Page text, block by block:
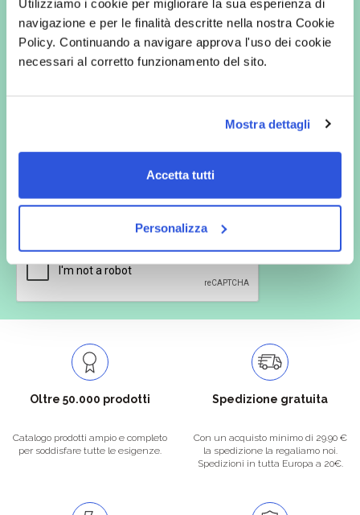
Utilizziamo i cookie per migliorare la sua esperienza di
navigazione e per le finalità descritte nella nostra Cookie
Policy. Continuando a navigare approva l'uso dei cookie
necessari al corretto funzionamento del sito.
Mostra dettagli
Accetta tutti
Personalizza
Vuoi ricevere le offerte prima
degli altri?
Iscriviti alla newsletter
redatta ai sensi del Regolamento EU 2016/679, acconsento
espressamente al trattamento dei miei dati personali per finalità
commerciali da parte di Verafarma, tra cui invio di comunicazioni
marketing (con modalità telematiche - quali ad es. newsletter ed e-mail
con inviti e comunicazioni commerciali - e modalità tradizionali, quali ad
Oltre 50.000 prodotti
Catalogo prodotti ampio e completo
per soddisfare tutte le esigenze.
Spedizione gratuita
Con un acquisto minimo di 29.90 €
la spedizione la regaliamo noi.
Spedizioni in tutta Europa a 20€.